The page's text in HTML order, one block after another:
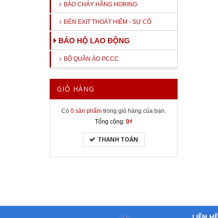
BÁO CHÁY HÃNG HORING
ĐÈN EXIT THOÁT HIỂM - SỰ CỐ
BẢO HỘ LAO ĐỘNG
BỘ QUẦN ÁO PCCC
GIỎ HÀNG
Có 0 sản phẩmtrong giỏ hàng của bạn.
Tổng cộng: 0₫
THANH TOÁN